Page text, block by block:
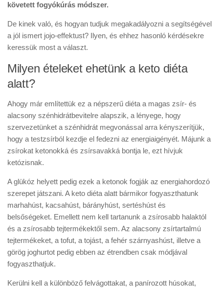
követett fogyókúrás módszer.
De kinek való, és hogyan tudjuk megakadályozni a segítségével
a jól ismert jojo-effektust? Ilyen, és ehhez hasonló kérdésekre
keressük most a választ.
Milyen ételeket ehetünk a keto diéta
alatt?
Ahogy már említettük ez a népszerű diéta a magas zsír- és
alacsony szénhidrátbevitelre alapszik, a lényege, hogy
szervezetünket a szénhidrát megvonással arra kényszerítjük,
hogy a testzsírból kezdje el fedezni az energiaigényét. Májunk a
zsírokat ketonokká és zsírsavakká bontja le, ezt hívjuk
ketózisnak.
A glükóz helyett pedig ezek a ketonok fogják az energiahordozó
szerepet játszani. A keto diéta alatt bármikor fogyaszthatunk
marhahúst, kacsahúst, bárányhúst, sertéshúst és
belsőségeket. Emellett nem kell tartanunk a zsírosabb halaktól
és a zsírosabb tejtermékektől sem. Az alacsony zsírtartalmú
tejtermékeket, a tofut, a tojást, a fehér szárnyashúst, illetve a
görög joghurtot pedig ebben az étrendben csak módjával
fogyaszthatjuk.
Kerülni kell a különböző felvágottakat, a panírozott húsokat,